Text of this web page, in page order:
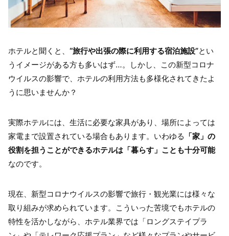
ホテルと聞くと、 “旅行や出張の際に利用する宿泊施設”とい
うイメージがある方も多いはず…。しかし、この新型コロナ
ウイルスの影響で、ホテルの利用方法も多様化されてきたよ
うに思いませんか？
実際ホテルには、生活に必要な家具があり、場所によっては
家電まで設置されている場合もあります。いわゆる 「家」の
役割を担うことができるホテルは「暮らす」ことも十分可能
なのです。
現在、新型コロナウイルスの影響で旅行・観光業には様々な
取り組みが求められています。こういった苦境でもホテルの
特性を活かしながら、ホテル業界では「ロングステイプラ